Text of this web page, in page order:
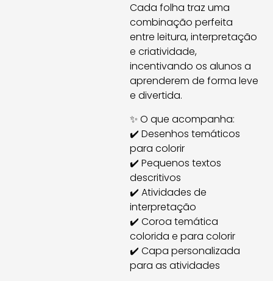
Cada folha traz uma
combinação perfeita
entre leitura, interpretação
e criatividade,
incentivando os alunos a
aprenderem de forma leve
e divertida.
✨ O que acompanha:
✔️ Desenhos temáticos
para colorir
✔️ Pequenos textos
descritivos
✔️ Atividades de
interpretação
✔️ Coroa temática
colorida e para colorir
✔️ Capa personalizada
para as atividades